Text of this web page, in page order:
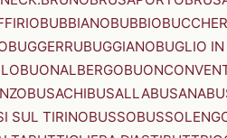
BUBBIANOBUBBIO
BUGGERRUBUGGIANOBUGLIO
BUONALBERGO
BUSACHIBUSALLABUSANA
SUL TIRINOBUSSO